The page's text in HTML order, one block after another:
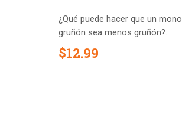
¿Qué puede hacer que un mono
gruñón sea menos gruñón?...
$12.99